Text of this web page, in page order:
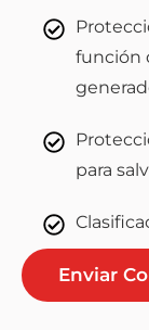
función
para
Enviar